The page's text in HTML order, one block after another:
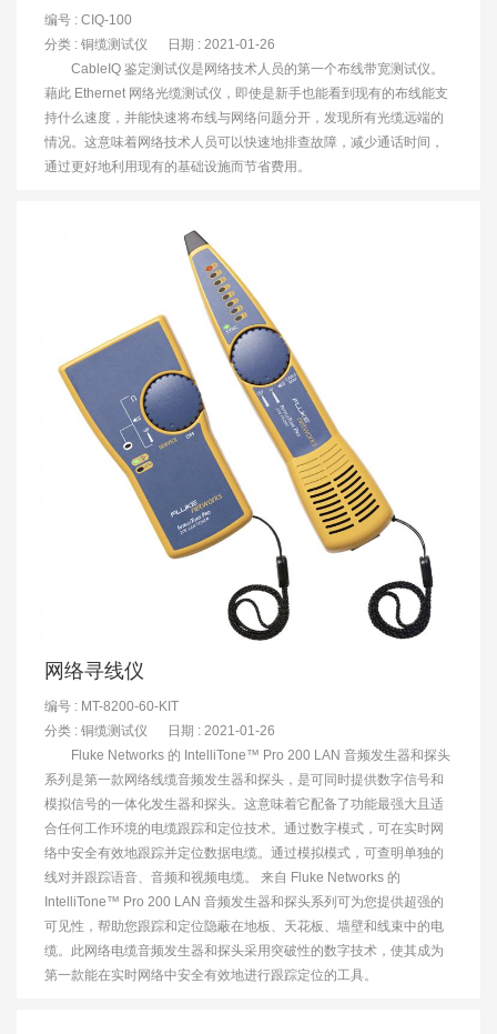
编号 : CIQ-100
分类 : 铜缆测试仪 日期 : 2021-01-26
CableIQ 鉴定测试仪是网络技术人员的第一个布线带宽测试仪。
藉此 Ethernet 网络光缆测试仪，即使是新手也能看到现有的布线能支
持什么速度，并能快速将布线与网络问题分开，发现所有光缆远端的
情况。这意味着网络技术人员可以快速地排查故障，减少通话时间，
通过更好地利用现有的基础设施而节省费用。
网络寻线仪
编号 : MT-8200-60-KIT
分类 : 铜缆测试仪 日期 : 2021-01-26
Fluke Networks 的 IntelliTone™ Pro 200 LAN 音频发生器和探头
系列是第一款网络线缆音频发生器和探头，是可同时提供数字信号和
模拟信号的一体化发生器和探头。这意味着它配备了功能最强大且适
合任何工作环境的电缆跟踪和定位技术。通过数字模式，可在实时网
络中安全有效地跟踪并定位数据电缆。通过模拟模式，可查明单独的
线对并跟踪语音、音频和视频电缆。 来自 Fluke Networks 的
IntelliTone™ Pro 200 LAN 音频发生器和探头系列可为您提供超强的
可见性，帮助您跟踪和定位隐蔽在地板、天花板、墙壁和线束中的电
缆。此网络电缆音频发生器和探头采用突破性的数字技术，使其成为
第一款能在实时网络中安全有效地进行跟踪定位的工具。